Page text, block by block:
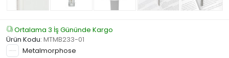
Ortalama 3 İş Gününde Kargo
Ürün Kodu: MTMB233-01
Metalmorphose